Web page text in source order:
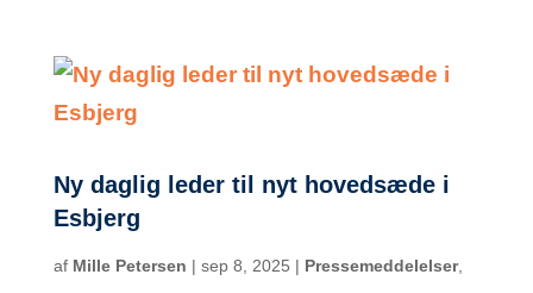
Ny daglig leder til nyt hovedsæde i
Esbjerg
af Mille Petersen | sep 8, 2025 | Pressemeddelelser,